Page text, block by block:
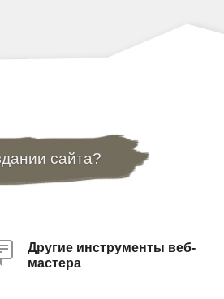
сайта?
Другие инструменты веб-
мастера